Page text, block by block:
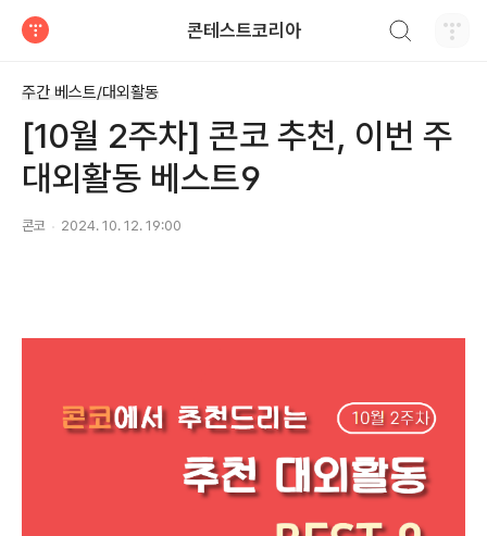
콘테스트코리아
주간 베스트/대외활동
[10월 2주차] 콘코 추천, 이번 주
대외활동 베스트9
콘코 2024. 10. 12. 19:00